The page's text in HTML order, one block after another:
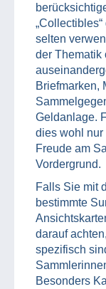
selten
der Thematik
Briefmarken,
Geldanlage.
dies wohl
Freude am
Vordergrund.
Falls Sie mit
bestimmte
darauf
spezifisch
Besonders